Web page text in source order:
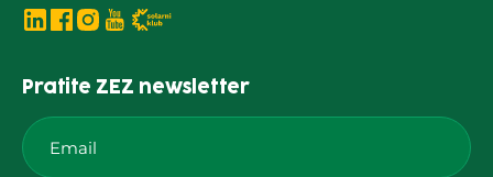
Pratite ZEZ newsletter
Email
*